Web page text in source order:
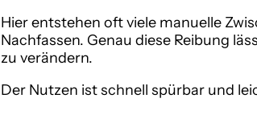
Hier entstehen oft viele manuelle
Nachfassen. Genau diese Reibung
zu verändern.
Der Nutzen ist schnell spürbar und